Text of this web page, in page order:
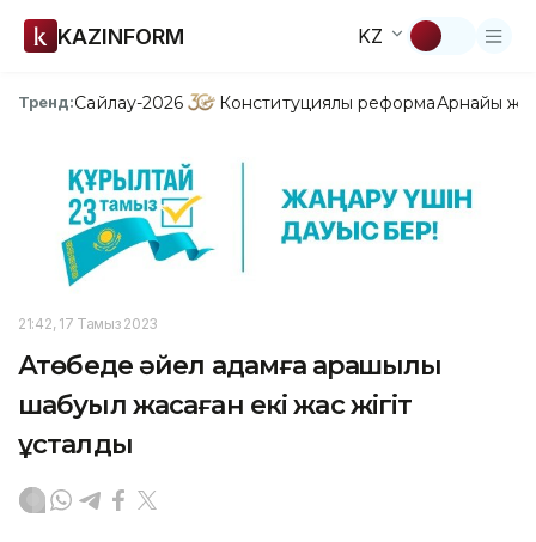
KAZINFORM KZ
Тренд:Сайлау-2026 Конституциялық реформаАрнайы
21:42, 17 Тамыз 2023
Ақтөбеде әйел адамға қарақшылық
шабуыл жасаған екі жас жігіт
ұсталды